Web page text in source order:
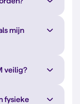
mijn
veilig?
fysieke